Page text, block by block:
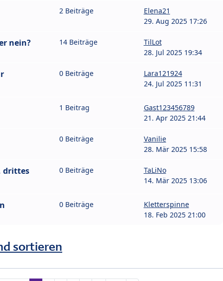
2 Beiträge
Elena21
29. Aug 2025 17:26
nein? 14 Beiträge
TilLot
28. Jul 2025 19:34
0 Beiträge
Lara121924
24. Jul 2025 11:31
1 Beitrag
Gast123456789
21. Apr 2025 21:44
0 Beiträge
Vanilie
28. Mär 2025 15:58
drittes 0 Beiträge
TaLiNo
14. Mär 2025 13:06
0 Beiträge
Kletterspinne
18. Feb 2025 21:00
sortieren